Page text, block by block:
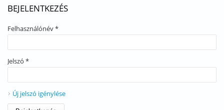
BEJELENTKEZÉS
Felhasználónév*
Jelszó *
Új jelszó igénylése